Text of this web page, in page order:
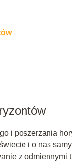
i poszerzania
i o nas
z